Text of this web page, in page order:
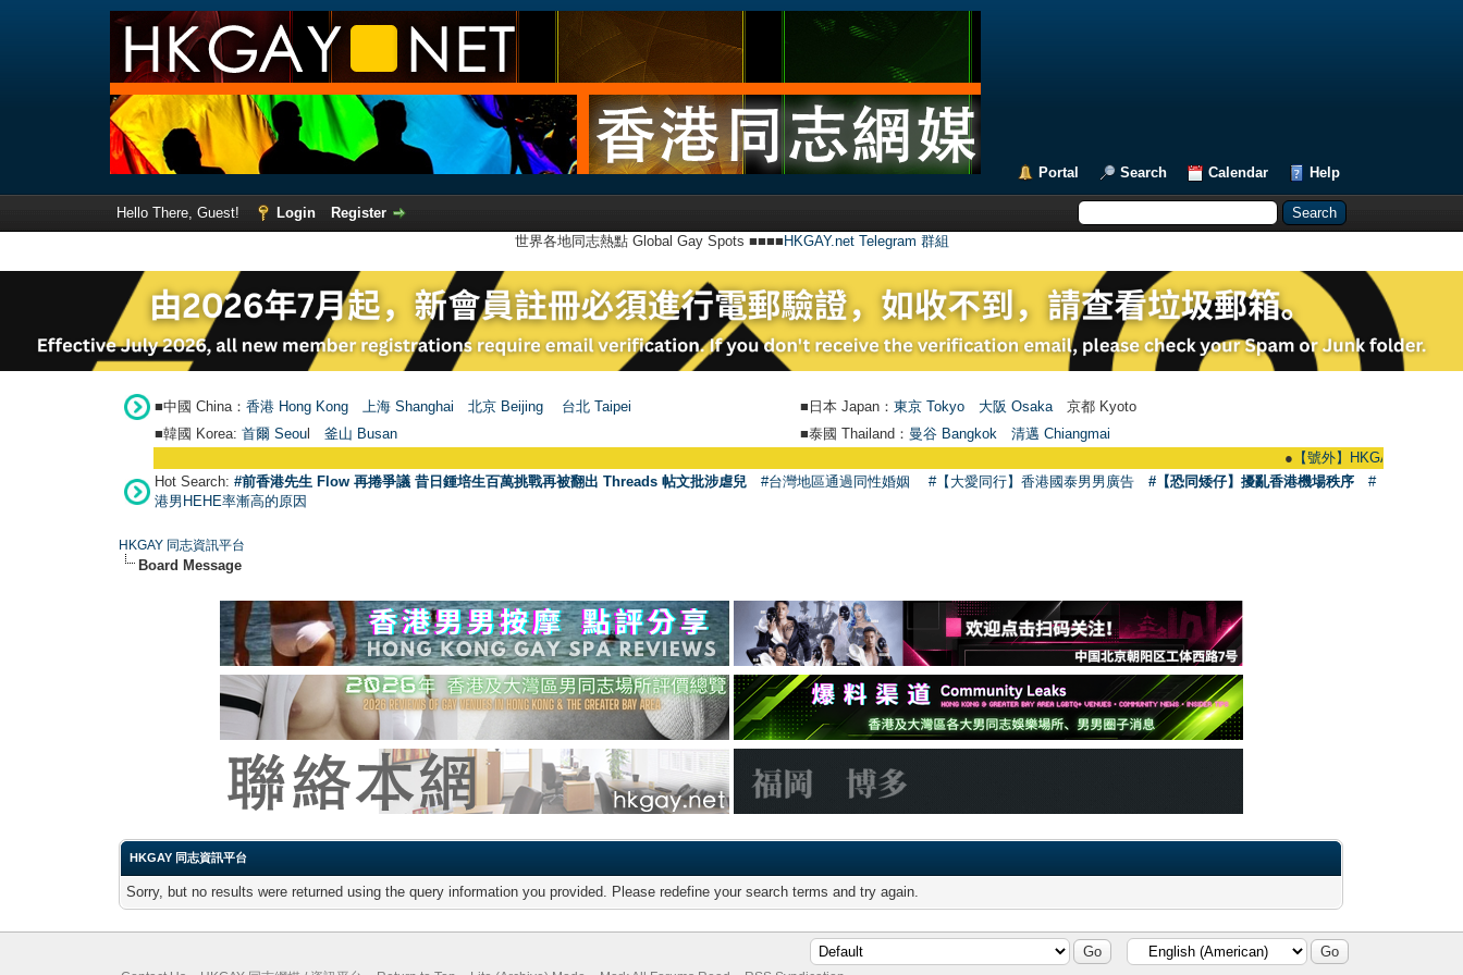
Portal Search Calendar Help
Hello There, Guest! Login
Register
世界各地同志熱點 Global Gay Spots ■■■■ HKGAY.net Telegram 群組
■中國 China： 香港 Hong Kong 上海 Shanghai 北京 Beijing 台北 Taipei ■日本 Japan： 東京 Tokyo 大阪 Osaka 京都 Kyoto
■韓國 Korea: 首爾 Seou 釜山 Busan ■泰國 Thailand： 曼谷 Bangkok
清邁 Chiangmai
【號外】HKGAY.net已啟動
Hot Search: #前香港先生 Flow 再捲爭議 昔日鍾培生百萬挑戰再被翻出 Threads 帖文批涉虐兒 #台灣地區通過同性婚姻 #【大愛同行】香港國泰男男廣告 #【恐同矮仔】擾亂香港機場秩序
#
港男HEHE率漸高的原因
HKGAY 同志資訊平台
Board Message
HKGAY 同志資訊平台
Sorry, but no results were returned using the query information you provided. Please redefine your search terms and try again.